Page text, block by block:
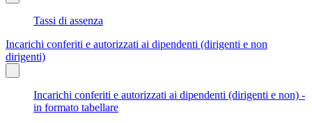
Tassi di assenza
Incarichi conferiti e autorizzati ai dipendenti (dirigenti e non
dirigenti)
Incarichi conferiti e autorizzati ai dipendenti (dirigenti e non) -
in formato tabellare